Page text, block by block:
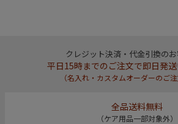
クレジット決済・代金引換のお
平日15時までのご注文で即日発送
（名入れ・カスタムオーダーのご注
全品送料無料
（ケア用品一部対象外）